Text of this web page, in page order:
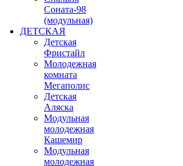
Соната-98
(модульная)
ДЕТСКАЯ
Детская
Фристайл
Молодежная
комната
Мегаполис
Детская
Аляска
Модульная
молодежная
Кашемир
Модульная
молодежная